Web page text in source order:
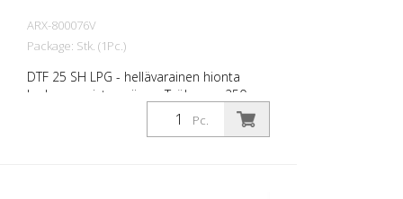
ARX-800076V
Package: Stk. (1Pc.)
DTF 25 SH LPG - hellävarainen hionta
karkean poiston sijaan. Työleveys: 250
mm DTF 25 SH LPG on kehitetty erityisesti
pintojen hellävaraiseen poistoon.
Pc.